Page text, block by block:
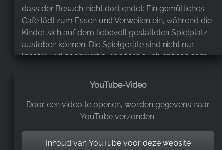
dass der Besuch nicht dort endet: Ein gemütliches
Café lädt zum Essen und Verweilen ein, während die
Kinder sich auf dem liebevoll gestalteten Spielplatz
austoben können. Die Spielgeräte sind nicht nur
kreativ und hochwertig, sondern auch optisch sehr
wunderschöner Park mit Bach,
– perfekt für einen entspannten Spaziergang. Ob
drinnen oder draußen, Sommer oder Winter: Dieser
echtes Ausflugsziel, das verbindet, begeistert und
YouTube-Video
Door een video te openen, worden gegevens naar
YouTube verzonden.
Inhoud van YouTube voor deze website